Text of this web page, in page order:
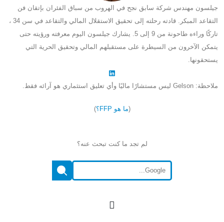
جيلسون مهندس شركة سابق نجح في الهروب من سباق الفئران بإتقان فن
التقاعد المبكر. قادته رحلته إلى تحقيق الاستقلال المالي والتقاعد في سن 34 ،
تاركًا وراءه طاحونة من 9 إلى 5. يشارك جيلسون اليوم معرفته ورؤيته حتى
يتمكن الآخرون من السيطرة على مستقبلهم المالي وتحقيق الحرية التي
يستحقونها.
ملاحظة: Gelson ليس مستشارًا ماليًا وأي تعليق استثماري هو آرائه فقط.
(ما هو FFP؟ )
لم تجد ما كنت تبحث عنه؟